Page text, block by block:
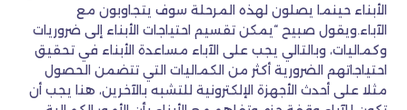
الأبناء حينما يصلون لهذه المرحلة سوف يتجاوبون مع
الآباء.ويقول صبيح “يمكن تقسيم احتياجات الأبناء إلى ضروريات
وكماليات، وبالتالي يجب على الآباء مساعدة الأبناء في تحقيق
احتياجاتهم الضرورية أكثر من الكماليات التي تتضمن الحصول
مثلا على أحدث الأجهزة الإلكترونية للتشبه بالآخرين، هنا يجب أن